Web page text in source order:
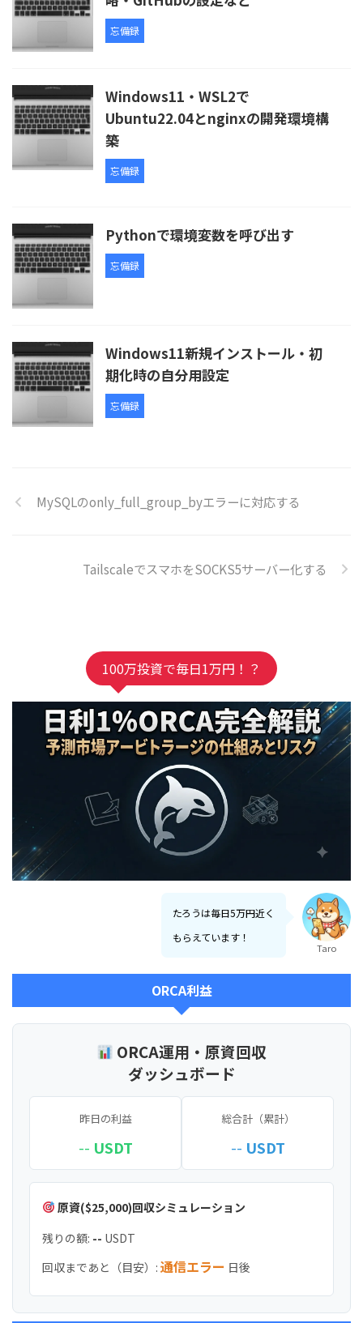
忘備録
Windows11・WSL2で
Ubuntu22.04とnginxの開発環境構
築
忘備録
Pythonで環境変数を呼び出す
忘備録
Windows11新規インストール・初
期化時の自分用設定
忘備録
MySQLのonly_full_group_byエラーに対応する
TailscaleでスマホをSOCKS5サーバー化する
100万投資で毎日1万円！？
たろうは毎日5万円近く
もらえています！
Taro
ORCA利益
ORCA運用・原資回収
ダッシュボード
昨日の利益
-- USDT
総合計（累計）
-- USDT
原資($25,000)回収シミュレーション
残りの額: -- USDT
回収まであと（目安）: 通信エラー 日後